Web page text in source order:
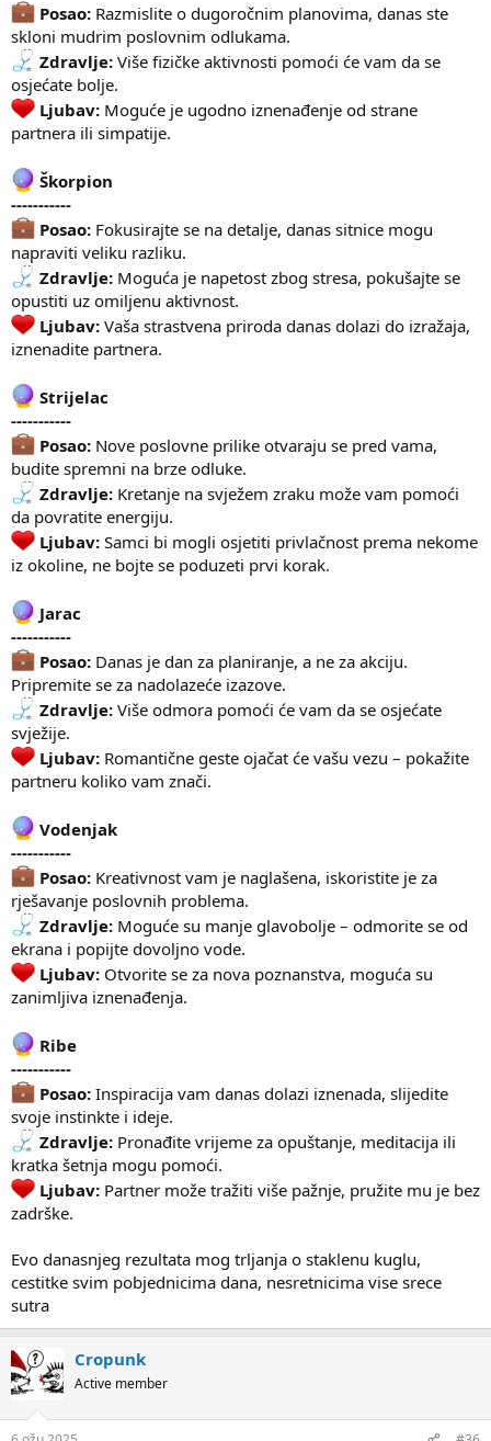
Posao: Razmislite o dugoročnim planovima, danas ste
skloni mudrim poslovnim odlukama.
Zdravlje: Više fizičke aktivnosti pomoći će vam da se
osjećate bolje.
Ljubav: Moguće je ugodno iznenađenje od strane
partnera ili simpatije.
Škorpion
-----------
Posao: Fokusirajte se na detalje, danas sitnice mogu
napraviti veliku razliku.
Zdravlje: Moguća je napetost zbog stresa, pokušajte se
opustiti uz omiljenu aktivnost.
Ljubav: Vaša strastvena priroda danas dolazi do izražaja,
iznenadite partnera.
Strijelac
-----------
Posao: Nove poslovne prilike otvaraju se pred vama,
budite spremni na brze odluke.
Zdravlje: Kretanje na svježem zraku može vam pomoći
da povratite energiju.
Ljubav: Samci bi mogli osjetiti privlačnost prema nekome
iz okoline, ne bojte se poduzeti prvi korak.
Jarac
-----------
Posao: Danas je dan za planiranje, a ne za akciju.
Pripremite se za nadolazeće izazove.
Zdravlje: Više odmora pomoći će vam da se osjećate
svježije.
Ljubav: Romantične geste ojačat će vašu vezu – pokažite
partneru koliko vam znači.
Vodenjak
-----------
Posao: Kreativnost vam je naglašena, iskoristite je za
rješavanje poslovnih problema.
Zdravlje: Moguće su manje glavobolje – odmorite se od
ekrana i popijte dovoljno vode.
Ljubav: Otvorite se za nova poznanstva, moguća su
zanimljiva iznenađenja.
Ribe
-----------
Posao: Inspiracija vam danas dolazi iznenada, slijedite
svoje instinkte i ideje.
Zdravlje: Pronađite vrijeme za opuštanje, meditacija ili
kratka šetnja mogu pomoći.
Ljubav: Partner može tražiti više pažnje, pružite mu je bez
zadrške.
Evo danasnjeg rezultata mog trljanja o staklenu kuglu,
cestitke svim pobjednicima dana, nesretnicima vise srece
sutra
Cropunk
Active member